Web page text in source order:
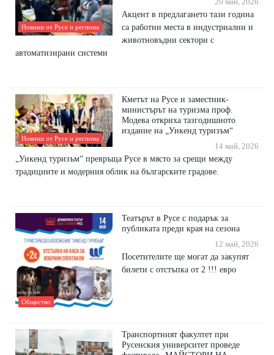
Новини от Русе и региона
20 май, 2026
Акцент в предлагането тази година
са работни места в индустриални и
животновъдни сектори с
автоматизирани системи
Новини от Русе и региона
Кметът на Русе и заместник-
министърът на туризма проф.
Модева откриха тазгодишното
издание на „Уикенд туризъм“
14 май, 2026
„Уикенд туризъм“ превръща Русе в място за срещи между
традициите и модерния облик на българските градове.
Общество
Театърът в Русе с подарък за
публиката преди края на сезона
12 май, 2026
Посетителите ще могат да закупят
билети с отстъпка от 2 !!! евро
Транспортният факултет при
Русенския университет проведе